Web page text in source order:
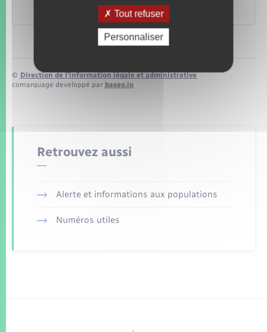
© Direction de l’information légale et administrative
comarquage developpé par baseo.io
Retrouvez aussi
Alerte et informations aux populations
Numéros utiles
Tout refuser
Personnaliser